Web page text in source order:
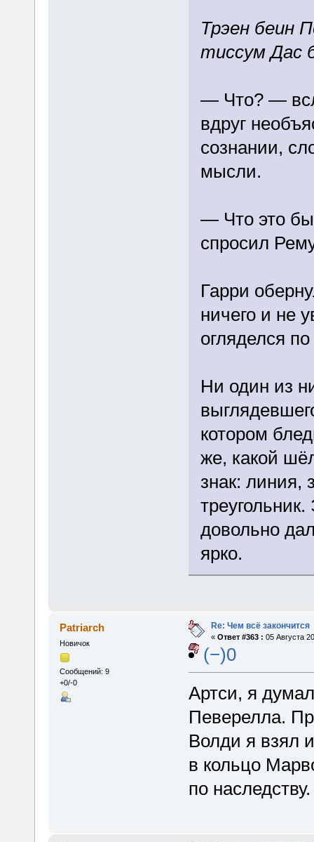
Трэен беин
тиссум Дас
— Что? —
вдруг
сознании,
мысли.
— Что это
спросил
Гарри
ничего и не
огляделся
Ни один из
котором
же, какой
знак: линия,
довольно
ярко.
Patriarch
Новичок
Сообщений: 9
+0/-0
Re: Чем всё закончится
« Ответ #363 : 05 Августа
(−)0
Артси, я
Певерелла.
Волди я взял
в кольцо
по наследству.